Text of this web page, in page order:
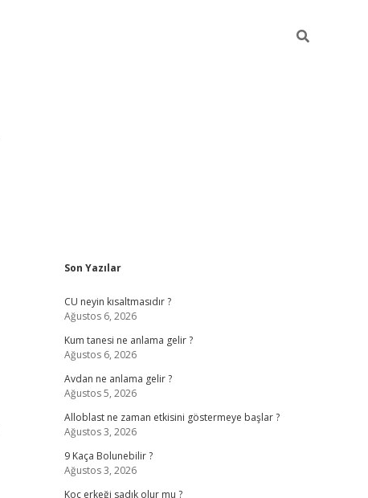
Sidebar
Son Yazılar
CU neyin kısaltmasıdır ?
Ağustos 6, 2026
Kum tanesi ne anlama gelir ?
Ağustos 6, 2026
Avdan ne anlama gelir ?
Ağustos 5, 2026
Alloblast ne zaman etkisini göstermeye başlar ?
Ağustos 3, 2026
9 Kaça Bolunebilir ?
Ağustos 3, 2026
Koç erkeği sadık olur mu ?
betexper güncel giriş